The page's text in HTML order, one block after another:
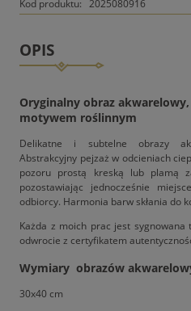
Kod produktu: 2025080916
OPIS
Oryginalny obraz
motywem roślinnym
Delikatne i subtelne obrazy
Abstrakcyjny pejzaż w odcieniach
pozoru prostą kreską lub plamą
pozostawiając jednocześnie
odbiorcy. Harmonia barw skłania do
Każda z moich prac jest sygnowana
odwrocie z certyfikatem
Wymiary obrazów
30x40 cm